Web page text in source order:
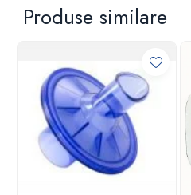
Aparate apnee
Glucometre
Ingrijire personala
Perne si paturi electrice
Perne ortopedice
Produse similare